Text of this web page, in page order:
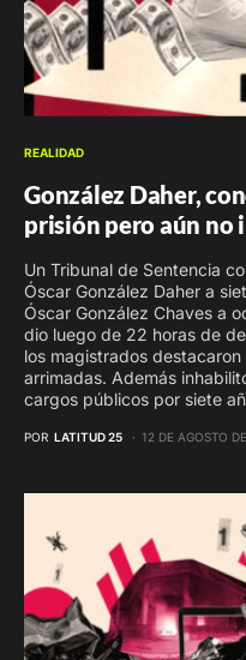
REALIDAD
González Daher,
prisión pero aún no
Un Tribunal de Sentencia
Óscar González Daher a
Óscar González Chaves a
dio luego de 22 horas de
los magistrados
arrimadas. Además
cargos públicos por siete
POR LATITUD 25 12 DE AGOSTO